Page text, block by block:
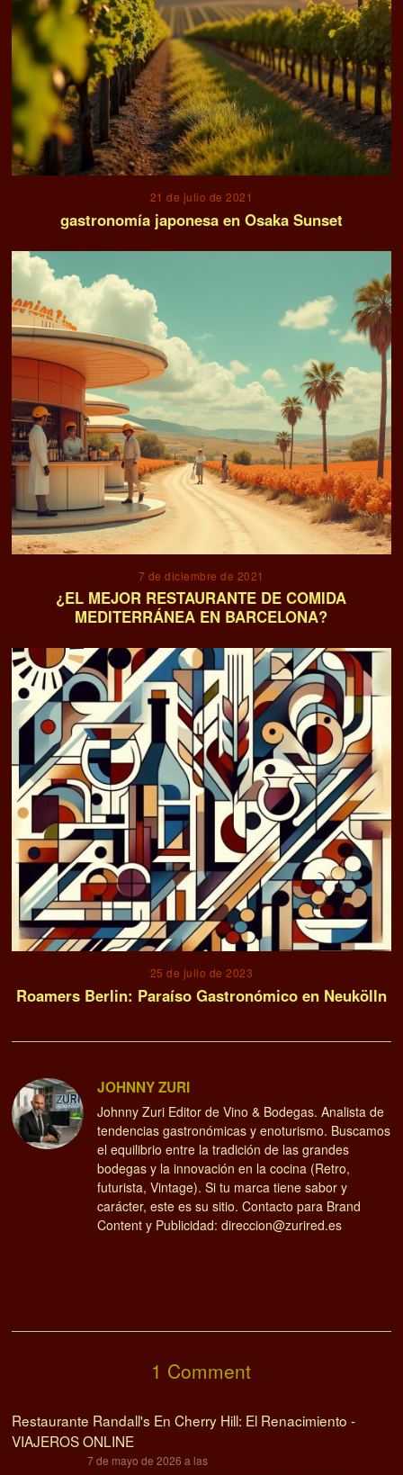
21 de julio de 2021
gastronomía japonesa en Osaka Sunset
7 de diciembre de 2021
¿EL MEJOR RESTAURANTE DE COMIDA
MEDITERRÁNEA EN BARCELONA?
25 de julio de 2023
Roamers Berlin: Paraíso Gastronómico en Neukölln
JOHNNY ZURI
Johnny Zuri Editor de Vino & Bodegas. Analista de
tendencias gastronómicas y enoturismo. Buscamos
el equilibrio entre la tradición de las grandes
bodegas y la innovación en la cocina (Retro,
futurista, Vintage). Si tu marca tiene sabor y
carácter, este es su sitio. Contacto para Brand
Content y Publicidad: direccion@zurired.es
1 Comment
Restaurante Randall's En Cherry Hill: El Renacimiento -
VIAJEROS ONLINE
7 de mayo de 2026 a las